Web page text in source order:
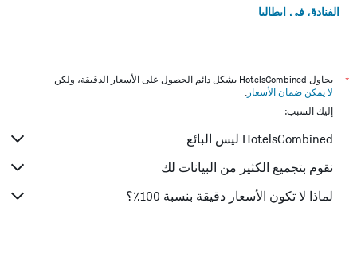
الفنادق في إيطاليا
*
يحاول HotelsCombined بشكل دائم الحصول على الأسعار الدقيقة، ولكن
لا يمكن ضمان الأسعار .
إليك السبب:
HotelsCombined ليس البائع
نقوم بتجميع الكثير من البيانات لك
لماذا لا تكون الأسعار دقيقة بنسبة 100٪؟